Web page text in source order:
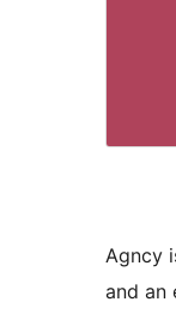
Agncy
and an